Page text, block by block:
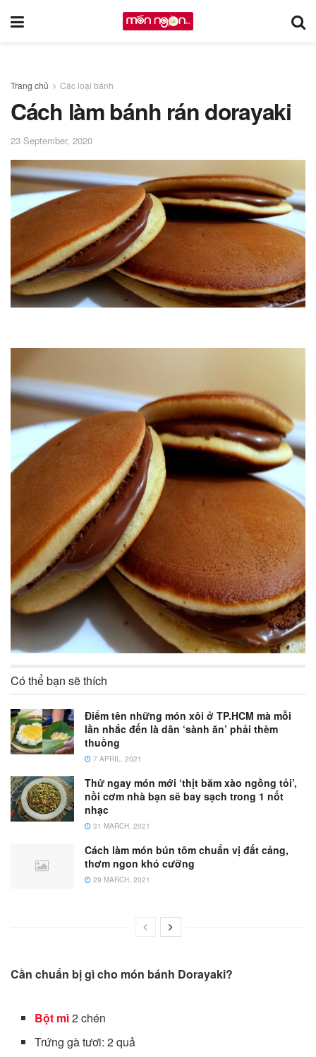
Trang chủ Các loại bánh
Cách làm bánh rán dorayaki
23 September, 2020
Có thể bạn sẽ thích
Điểm tên những món xôi ở TP.HCM mà mỗi
lần nhắc đến là dân ‘sành ăn’ phải thèm
thuồng
7 APRIL, 2021
Thử ngay món mới ‘thịt băm xào ngồng tỏi’,
nồi cơm nhà bạn sẽ bay sạch trong 1 nốt
nhạc
31 MARCH, 2021
Cách làm món bún tôm chuẩn vị đất cảng,
thơm ngon khó cưỡng
29 MARCH, 2021
Cần chuẩn bị gì cho món bánh Dorayaki?
Bột mì2 chén
Trứng gà tươi: 2 quả